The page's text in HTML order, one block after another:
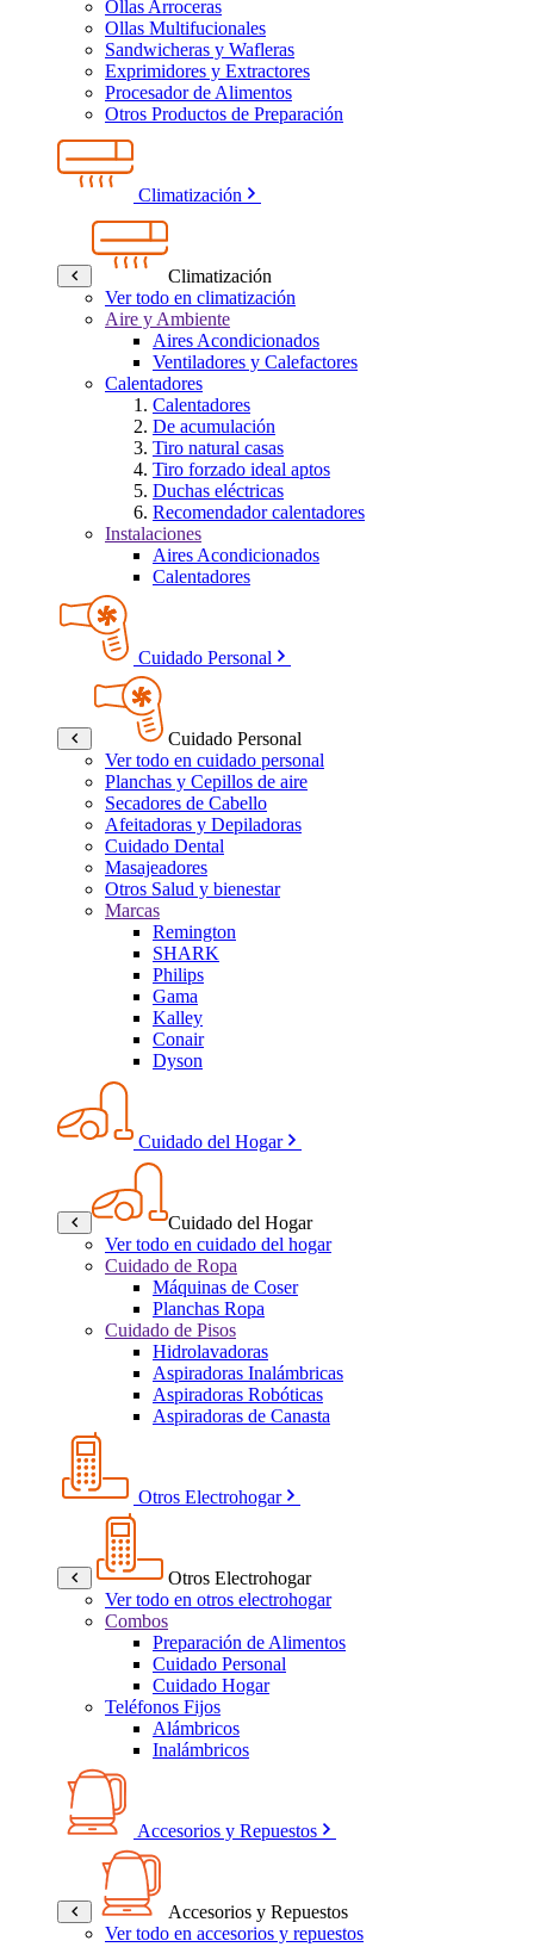
Ollas Arroceras
Ollas Multifucionales
Sandwicheras y Wafleras
Exprimidores y Extractores
Procesador de Alimentos
Otros Productos de Preparación
Climatización
Climatización
Ver todo en climatización
Aire y Ambiente
Aires Acondicionados
Ventiladores y Calefactores
Calentadores
Calentadores
De acumulación
Tiro natural casas
Tiro forzado ideal aptos
Duchas eléctricas
Recomendador calentadores
Instalaciones
Aires Acondicionados
Calentadores
Cuidado Personal
Cuidado Personal
Ver todo en cuidado personal
Planchas y Cepillos de aire
Secadores de Cabello
Afeitadoras y Depiladoras
Cuidado Dental
Masajeadores
Otros Salud y bienestar
Marcas
Remington
SHARK
Philips
Gama
Kalley
Conair
Dyson
Cuidado del Hogar
Cuidado del Hogar
Ver todo en cuidado del hogar
Cuidado de Ropa
Máquinas de Coser
Planchas Ropa
Cuidado de Pisos
Hidrolavadoras
Aspiradoras Inalámbricas
Aspiradoras Robóticas
Aspiradoras de Canasta
Otros Electrohogar
Otros Electrohogar
Ver todo en otros electrohogar
Combos
Preparación de Alimentos
Cuidado Personal
Cuidado Hogar
Teléfonos Fijos
Alámbricos
Inalámbricos
Accesorios y Repuestos
Accesorios y Repuestos
Ver todo en accesorios y repuestos